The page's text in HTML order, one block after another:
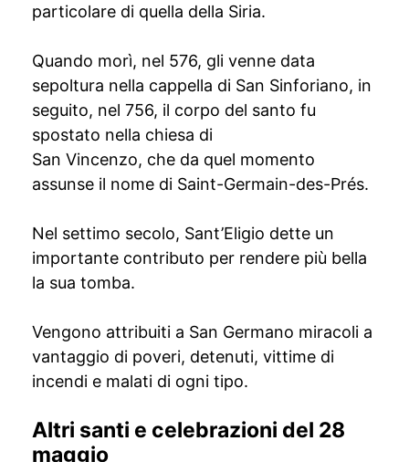
particolare di quella della Siria.
Quando morì, nel 576, gli venne data
sepoltura nella cappella di San Sinforiano, in
seguito, nel 756, il corpo del santo fu
spostato nella chiesa di
San Vincenzo, che da quel momento
assunse il nome di Saint-Germain-des-Prés.
Nel settimo secolo, Sant’Eligio dette un
importante contributo per rendere più bella
la sua tomba.
Vengono attribuiti a San Germano miracoli a
vantaggio di poveri, detenuti, vittime di
incendi e malati di ogni tipo.
Altri santi e celebrazioni del 28
maggio